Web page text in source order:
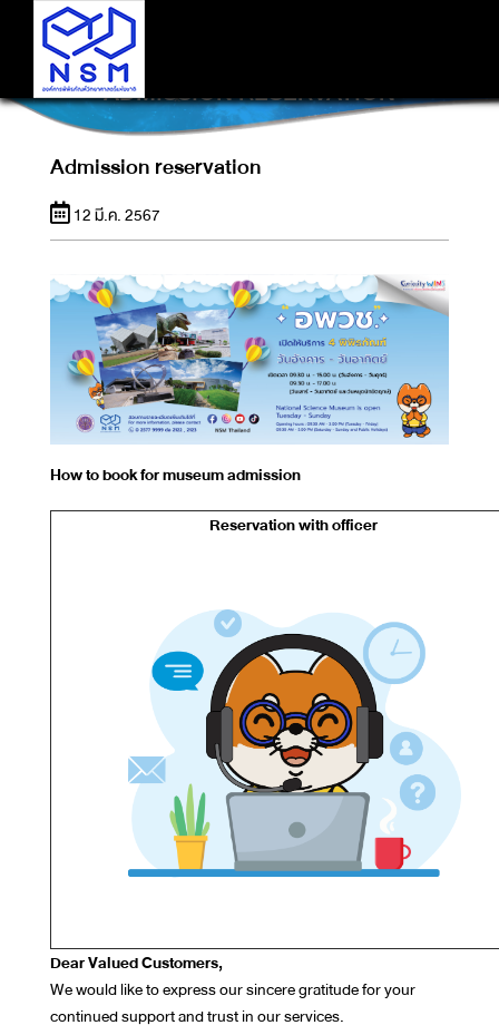
ADMISSION RESERVATION
Admission reservation
12 มี.ค. 2567
How to book for museum admission
Reservation with officer
Dear Valued Customers,
We would like to express our sincere gratitude for your
continued support and trust in our services.